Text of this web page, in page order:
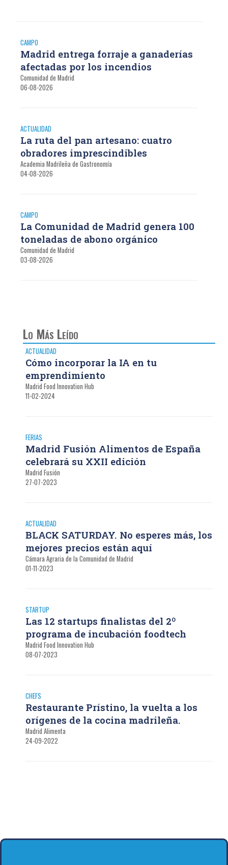
CAMPO
Madrid entrega forraje a ganaderías
afectadas por los incendios
Comunidad de Madrid
06-08-2026
ACTUALIDAD
La ruta del pan artesano: cuatro
obradores imprescindibles
Academia Madrileña de Gastronomía
04-08-2026
CAMPO
La Comunidad de Madrid genera 100
toneladas de abono orgánico
Comunidad de Madrid
03-08-2026
Lo Más Leído
ACTUALIDAD
Cómo incorporar la IA en tu
emprendimiento
Madrid Food Innovation Hub
11-02-2024
FERIAS
Madrid Fusión Alimentos de España
celebrará su XXII edición
Madrid Fusión
27-07-2023
ACTUALIDAD
BLACK SATURDAY. No esperes más, los
mejores precios están aquí
Cámara Agraria de la Comunidad de Madrid
01-11-2023
STARTUP
Las 12 startups finalistas del 2º
programa de incubación foodtech
Madrid Food Innovation Hub
08-07-2023
CHEFS
Restaurante Prístino, la vuelta a los
orígenes de la cocina madrileña.
Madrid Alimenta
24-09-2022